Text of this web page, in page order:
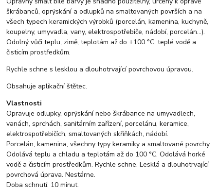
škrábanců, oprýskání a odlupků na smaltovaných površích a na
všech typech keramických výrobků (porcelán, kamenina, kuchyně,
koupelny, umyvadla, vany, elektrospotřebiče, nádobí, porcelán…).
Odolný vůči teplu, zimě, teplotám až do +100 °C, teplé vodě a
čisticím prostředkům.
Rychle schne s lesklou a dlouhotrvající povrchovou úpravou.
Obsahuje aplikační štětec.
Vlastnosti
Opravuje odlupky, oprýskání nebo škrábance na umyvadlech,
vanách, sprchách, sanitárním zařízení, porcelánu, keramice,
elektrospotřebičích, smaltovaných skříňkách, nádobí.
Porcelán, kamenina, všechny typy keramiky a smaltované povrchy.
Odolává teplu a chladu a teplotám až do 100 °C. Odolává horké
vodě a čisticím prostředkům. Rychle schne. Lesklá a dlouhotrvající
povrchová úprava. Nestárne.
Doba schnutí: 10 minut.